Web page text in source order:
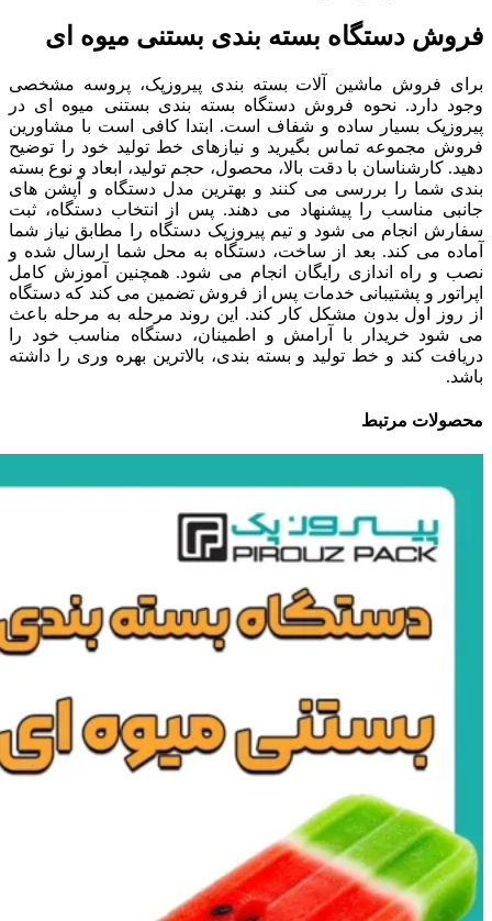
فروش دستگاه بسته بندی بستنی میوه ای
برای فروش ماشین آلات بسته بندی پیروزپک، پروسه مشخصی
وجود دارد. نحوه فروش دستگاه بسته بندی بستنی میوه ای در
پیروزپک بسیار ساده و شفاف است. ابتدا کافی است با مشاورین
فروش مجموعه تماس بگیرید و نیازهای خط تولید خود را توضیح
دهید. کارشناسان با دقت بالا، محصول، حجم تولید، ابعاد و نوع بسته
بندی شما را بررسی می کنند و بهترین مدل دستگاه و آپشن های
جانبی مناسب را پیشنهاد می دهند. پس از انتخاب دستگاه، ثبت
سفارش انجام می شود و تیم پیروزپک دستگاه را مطابق نیاز شما
آماده می کند. بعد از ساخت، دستگاه به محل شما ارسال شده و
نصب و راه اندازی رایگان انجام می شود. همچنین آموزش کامل
اپراتور و پشتیبانی خدمات پس از فروش تضمین می کند که دستگاه
از روز اول بدون مشکل کار کند. این روند مرحله به مرحله باعث
می شود خریدار با آرامش و اطمینان، دستگاه مناسب خود را
دریافت کند و خط تولید و بسته بندی، بالاترین بهره وری را داشته
باشد.
محصولات مرتبط